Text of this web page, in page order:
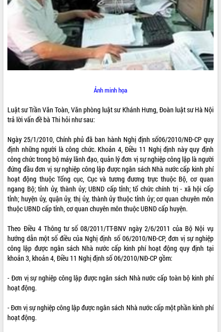
ĐIỂM TIN VĂN BẢN
QUY HOẠCH - KẾ HOẠCH
QUẢNG CÁO
Ảnh minh họa
Luật sư Trần Văn Toàn, Văn phòng luật sư Khánh Hưng, Đoàn luật sư Hà Nội
trả lời vấn đề bà Thi hỏi như sau:
Ngày 25/1/2010, Chính phủ đã ban hành Nghị định số06/2010/NĐ-CP quy
định những người là công chức. Khoản 4, Điều 11 Nghị định này quy định
công chức trong bộ máy lãnh đạo, quản lý đơn vị sự nghiệp công lập là người
đứng đầu đơn vị sự nghiệp công lập được ngân sách Nhà nước cấp kinh phí
hoạt động thuộc Tổng cục, Cục và tương đương trực thuộc Bộ, cơ quan
ngang Bộ; tỉnh ủy, thành ủy; UBND cấp tỉnh; tổ chức chính trị - xã hội cấp
tỉnh; huyện ủy, quận ủy, thị ủy, thành ủy thuộc tỉnh ủy; cơ quan chuyên môn
thuộc UBND cấp tỉnh, cơ quan chuyên môn thuộc UBND cấp huyện.
Theo Điều 4 Thông tư số 08/2011/TT-BNV ngày 2/6/2011 của Bộ Nội vụ
hướng dẫn một số điều của Nghị định số 06/2010/NĐ-CP, đơn vị sự nghiệp
công lập được ngân sách Nhà nước cấp kinh phí hoạt động quy định tại
khoản 3, khoản 4, Điều 11 Nghị định số 06/2010/NĐ-CP gồm:
- Đơn vị sự nghiệp công lập được ngân sách Nhà nước cấp toàn bộ kinh phí
hoạt động.
- Đơn vị sự nghiệp công lập được ngân sách Nhà nước cấp một phần kinh phí
hoạt động.